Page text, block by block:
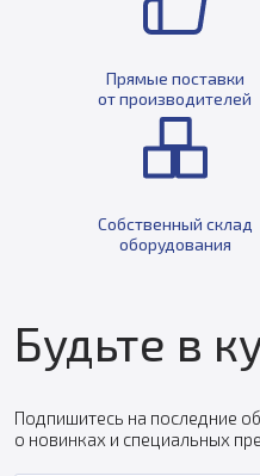
Прямые поставки
от производителей
Собственный склад
оборудования
Будьте в
Подпишитесь на последние
о новинках и специальных